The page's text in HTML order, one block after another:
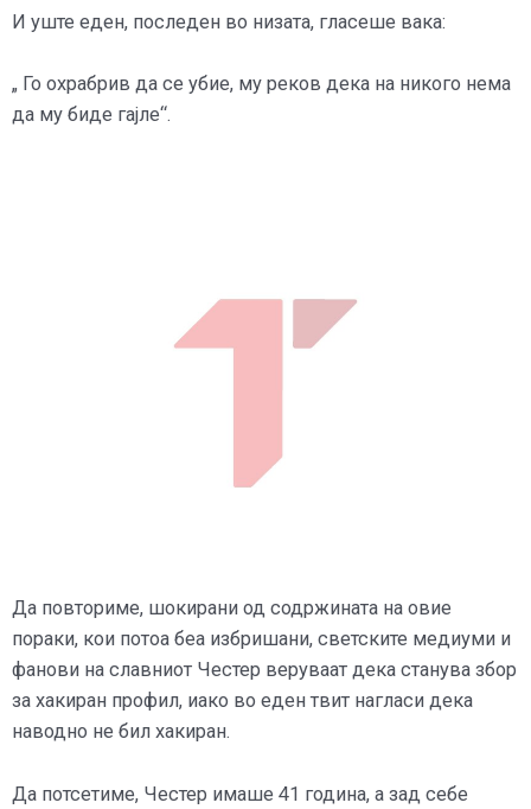
И уште еден, последен во низата, гласеше вака:
„ Го охрабрив да се убие, му реков дека на никого нема
да му биде гајле“.
Да повториме, шокирани од содржината на овие
пораки, кои потоа беа избришани, светските медиуми и
фанови на славниот Честер веруваат дека станува збор
за хакиран профил, иако во еден твит нагласи дека
наводно не бил хакиран.
Да потсетиме, Честер имаше 41 година, а зад себе